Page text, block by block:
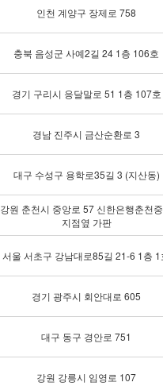
인천 계양구 장제로 758
충북 음성군 사예2길 24 1층 106호
경기 구리시 응달말로 51 1층 107호
경남 진주시 금산순환로 3
대구 수성구 용학로35길 3 (지산동)
강원 춘천시 중앙로 57 신한은행춘천
지점옆 가판
서울 서초구 강남대로85길 21-6 1층 1
경기 광주시 회안대로 605
대구 동구 경안로 751
강원 강릉시 임영로 107